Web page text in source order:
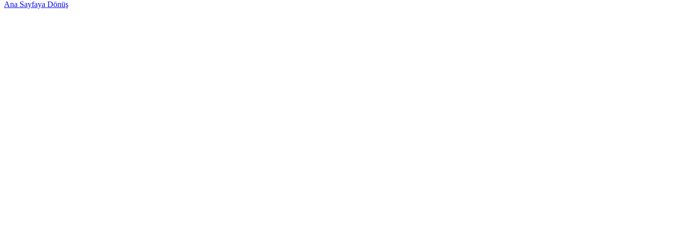
Ana Sayfaya Dönüş